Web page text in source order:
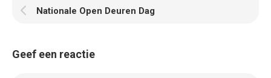
Nationale Open Deuren Dag
Geef een reactie